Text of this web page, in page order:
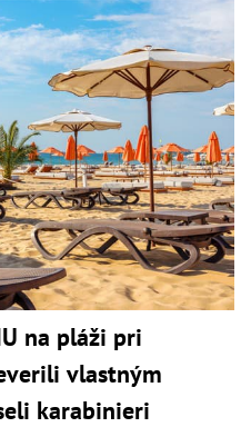
na pláži pri
vlastným
karabinieri